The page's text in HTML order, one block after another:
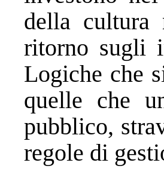
della cultura
ritorno sugli
Logiche che
quelle che
pubblico,
regole di